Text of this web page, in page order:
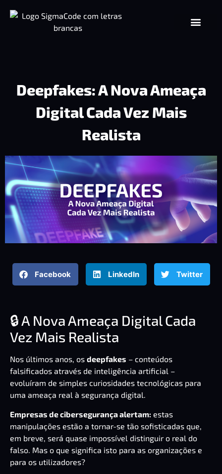
Deepfakes: A Nova Ameaça
Digital Cada Vez Mais
Realista
Facebook LinkedIn Twitter
🔒 A Nova Ameaça Digital Cada
Vez Mais Realista
Nos últimos anos, os deepfakes – conteúdos
falsificados através de inteligência artificial –
evoluíram de simples curiosidades tecnológicas para
uma ameaça real à segurança digital.
Empresas de cibersegurança alertam: estas
manipulações estão a tornar-se tão sofisticadas que,
em breve, será quase impossível distinguir o real do
falso. Mas o que significa isto para as organizações e
para os utilizadores?